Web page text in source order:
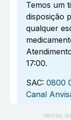
Temos um
disposição
qualquer
17:00.
SAC: 0800
Canal
Versão